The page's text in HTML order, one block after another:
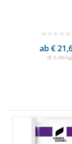
ab €
(€ 0,88/kg)